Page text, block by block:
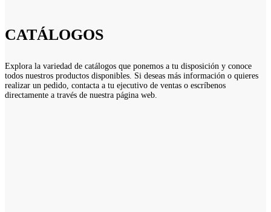
CATÁLOGOS
Explora la variedad de catálogos que ponemos a tu disposición y conoce
todos nuestros productos disponibles. Si deseas más información o quieres
realizar un pedido, contacta a tu ejecutivo de ventas o escríbenos
directamente a través de nuestra página web.